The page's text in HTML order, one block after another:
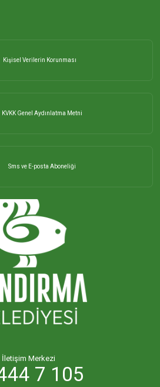
Kişisel Verilerin Korunması
KVKK Genel Aydınlatma Metni
Sms ve E-posta Aboneliği
İletişim Merkezi
7 105